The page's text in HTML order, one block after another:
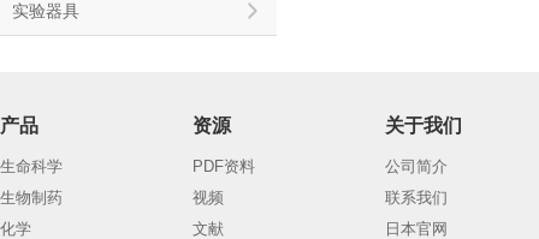
实验器具
产品
生命科学
生物制药
化学
资源
PDF资料
视频
文献
关于我们
公司简介
联系我们
日本官网